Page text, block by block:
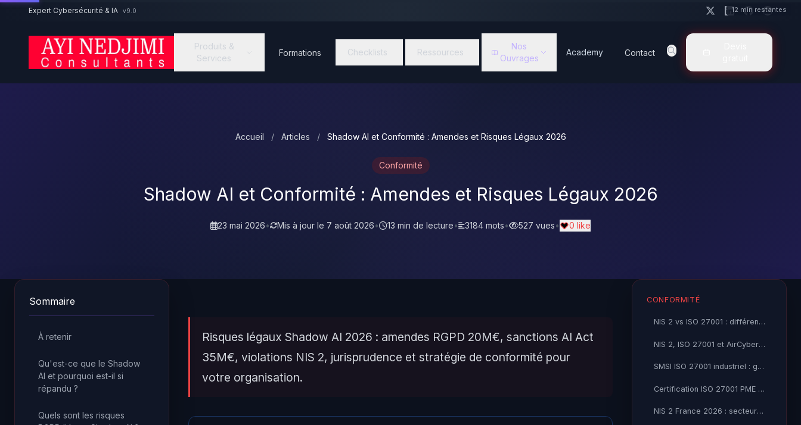
Aller au contenu principal
Expert Cybersécurité & IA v9.0
Produits &
Services
Formations Checklists Ressources
Nos
Ouvrages
Academy Contact
Accueil / Articles / Shadow AI et Conformité : Amendes et Risques Légaux 2026
Conformité
Shadow AI et Conformité : Amendes et Risques Légaux 2026
23 mai 2026• Mis à jour le 7 août 2026• 13 min de lecture• 3184 mots• 527 vues• 0 like
Sommaire
À retenir
Qu'est-ce que le Shadow
AI et pourquoi est-il si
répandu ?
Quels sont les risques
Risques légaux Shadow AI 2026 : amendes RGPD 20M€, sanctions AI Act
35M€, violations NIS 2, jurisprudence et stratégie de conformité pour
votre organisation.
CONFORMITÉ
NIS 2 vs ISO 27001 : différences et complémentarités
NIS 2, ISO 27001 et AirCyber : quelle démarche PME 2026
SMSI ISO 27001 industriel : guide de mise en œuvre 2026
Certification ISO 27001 PME : coût, durée et ROI 2026
NIS 2 France 2026 : secteurs et entreprises concernés
12 min restantes